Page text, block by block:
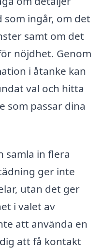
ingår, om det
samt om det
nöjdhet. Genom
i åtanke kan
val och hitta
som passar dina
samla in flera
ger inte
utan det ger
i valet av
att använda en
att få kontakt